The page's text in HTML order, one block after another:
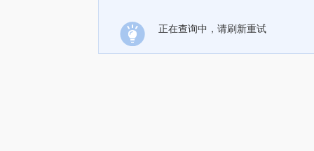
正在查询中，请刷新重试